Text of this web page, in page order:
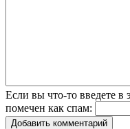
Если вы что-то введете в
помечен как спам:
Добавить комментарий